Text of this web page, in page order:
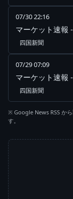
07/30 22:16
マーケット速報
四国新聞
07/29 07:09
マーケット速報
四国新聞
※ Google News RSS か
す。